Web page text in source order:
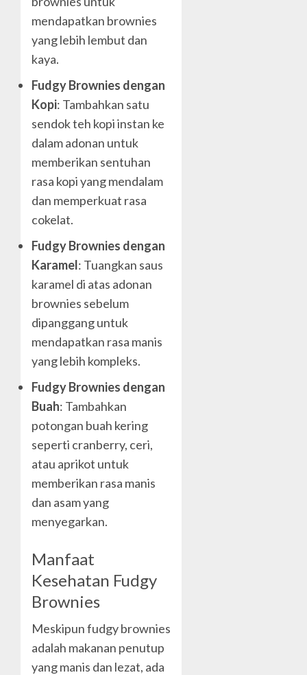
mendapatkan brownies
yang lebih lembut dan
kaya.
Fudgy Brownies dengan
Kopi: Tambahkan satu
sendok teh kopi instan ke
dalam adonan untuk
memberikan sentuhan
rasa kopi yang mendalam
dan memperkuat rasa
cokelat.
Fudgy Brownies dengan
Karamel: Tuangkan saus
karamel di atas adonan
brownies sebelum
dipanggang untuk
mendapatkan rasa manis
yang lebih kompleks.
Fudgy Brownies dengan
Buah: Tambahkan
potongan buah kering
seperti cranberry, ceri,
atau aprikot untuk
memberikan rasa manis
dan asam yang
menyegarkan.
Manfaat
Kesehatan Fudgy
Brownies
Meskipun fudgy brownies
adalah makanan penutup
yang manis dan lezat, ada